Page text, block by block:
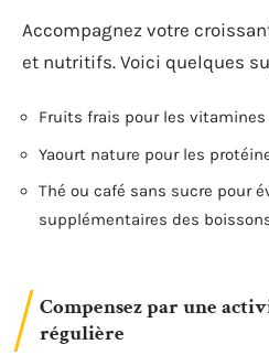
Accompagnez votre
et nutritifs. Voici quelques
Fruits frais pour les
Yaourt nature pour les
Thé ou café sans sucre pour
supplémentaires des
Compensez par une
régulière